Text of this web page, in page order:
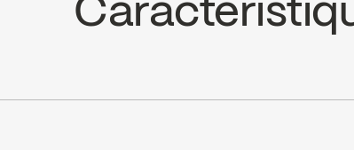
Boule en acier inoxydable,